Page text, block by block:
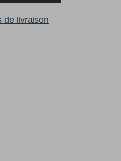
de livraison